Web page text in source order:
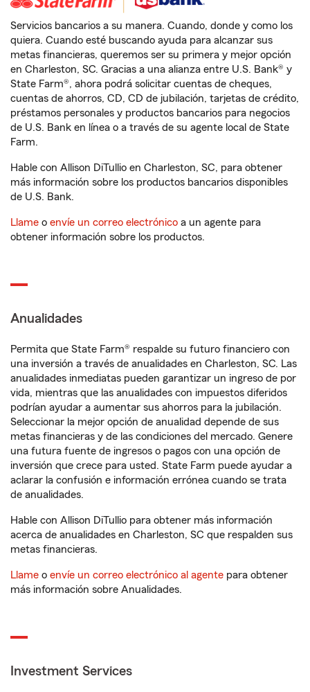
Servicios bancarios a su manera. Cuando, donde y como los
quiera. Cuando esté buscando ayuda para alcanzar sus
metas financieras, queremos ser su primera y mejor opción
en Charleston, SC. Gracias a una alianza entre U.S. Bank® y
State Farm®, ahora podrá solicitar cuentas de cheques,
cuentas de ahorros, CD, CD de jubilación, tarjetas de crédito,
préstamos personales y productos bancarios para negocios
de U.S. Bank en línea o a través de su agente local de State
Farm.
Hable con Allison DiTullio en Charleston, SC, para obtener
más información sobre los productos bancarios disponibles
de U.S. Bank.
Llame o envíe un correo electrónico a un agente para
obtener información sobre los productos.
Anualidades
Permita que State Farm® respalde su futuro financiero con
una inversión a través de anualidades en Charleston, SC. Las
anualidades inmediatas pueden garantizar un ingreso de por
vida, mientras que las anualidades con impuestos diferidos
podrían ayudar a aumentar sus ahorros para la jubilación.
Seleccionar la mejor opción de anualidad depende de sus
metas financieras y de las condiciones del mercado. Genere
una futura fuente de ingresos o pagos con una opción de
inversión que crece para usted. State Farm puede ayudar a
aclarar la confusión e información errónea cuando se trata
de anualidades.
Hable con Allison DiTullio para obtener más información
acerca de anualidades en Charleston, SC que respalden sus
metas financieras.
Llame o envíe un correo electrónico al agente para obtener
más información sobre Anualidades.
Investment Services